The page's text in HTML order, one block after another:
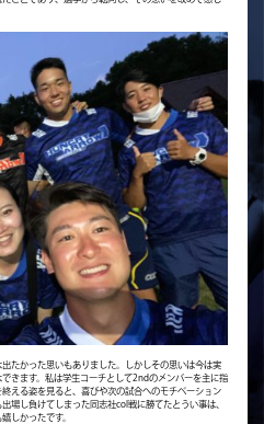
たかった思いもありました。しかしその思いは今は実
きます。私は学生コーチとして2ndのメンバーを主に指
える姿を見ると、喜びや次の試合へのモチベーション
場し負けてしまった同志社col戦に勝てたとうい事は、
しかったです。